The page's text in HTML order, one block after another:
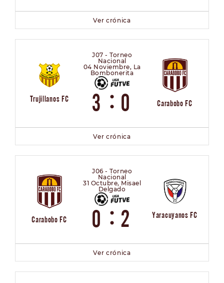
Ver crónica
Trujillanos FC
J07 - Torneo
Nacional
04 Noviembre, La
Bombonerita
3 : 0 Carabobo FC
Ver crónica
Carabobo FC
J06 - Torneo
Nacional
31 Octubre, Misael
Delgado
0 : 2 Yaracuyanos FC
Ver crónica